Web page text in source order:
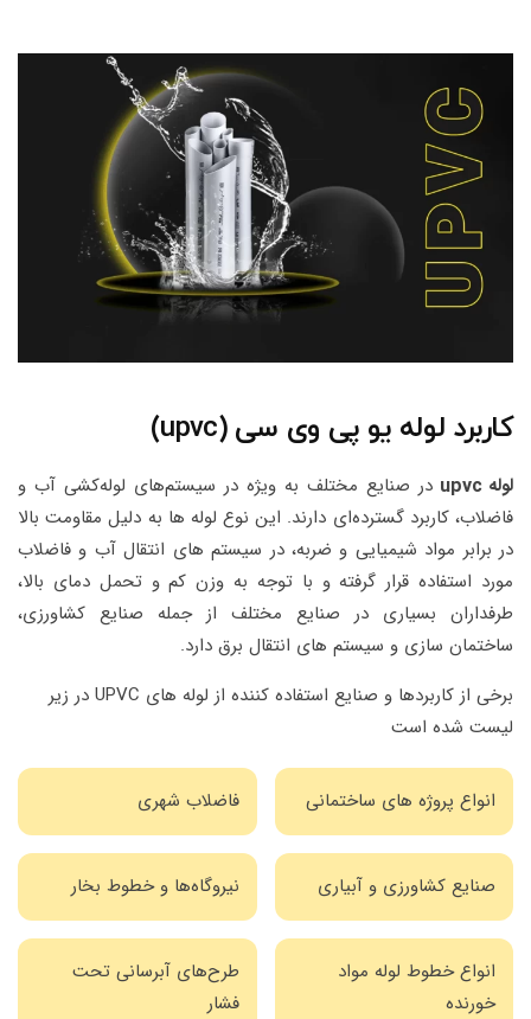
کاربرد لوله یو پی وی سی (upvc)
لوله upvc
در صنایع مختلف به ویژه در سیستم‌های لوله‌کشی آب و
فاضلاب، کاربرد گسترده‌ای دارند. این نوع لوله ها به دلیل مقاومت بالا
در برابر مواد شیمیایی و ضربه، در سیستم های انتقال آب و فاضلاب
مورد استفاده قرار گرفته و با توجه به وزن کم و تحمل دمای بالا،
طرفداران بسیاری در صنایع مختلف از جمله صنایع کشاورزی،
ساختمان سازی و سیستم های انتقال برق دارد.
برخی از کاربردها و صنایع استفاده کننده از لوله های UPVC در زیر
لیست شده است
انواع پروژه های ساختمانی فاضلاب شهری
صنایع کشاورزی و آبیاری نیروگاه‌ها و خطوط بخار
انواع خطوط لوله مواد
خورنده
طرح‌های آبرسانی تحت
فشار